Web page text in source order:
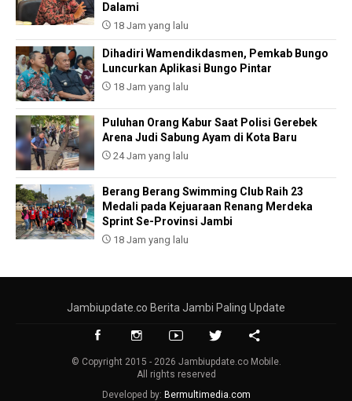
Dalami
18 Jam yang lalu
Dihadiri Wamendikdasmen, Pemkab Bungo
Luncurkan Aplikasi Bungo Pintar
18 Jam yang lalu
Puluhan Orang Kabur Saat Polisi Gerebek
Arena Judi Sabung Ayam di Kota Baru
24 Jam yang lalu
Berang Berang Swimming Club Raih 23
Medali pada Kejuaraan Renang Merdeka
Sprint Se-Provinsi Jambi
18 Jam yang lalu
Jambiupdate.co Berita Jambi Paling Update
© Copyright 2015 - 2026 Jambiupdate.co Mobile.
All rights reserved
Developed by: Bermultimedia.com